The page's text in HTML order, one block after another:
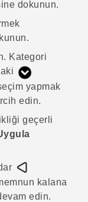
dokunun.
Kategori
yapmak
edin.
geçerli
kalana
edin.